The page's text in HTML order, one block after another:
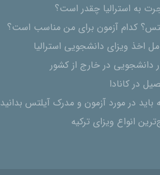
به استرالیا چقدر است؟
کدام آزمون برای من مناسب است؟
اخذ ویزای دانشجویی استرالیا
دانشجویی در خارج از کشور
در کانادا
باید در مورد آزمون و مدرک آیلتس بدانید
انواع ویزای ترکیه